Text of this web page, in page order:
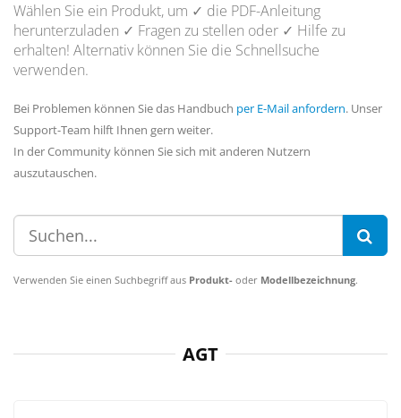
Wählen Sie ein Produkt, um ✓ die PDF-Anleitung
herunterzuladen ✓ Fragen zu stellen oder ✓ Hilfe zu
erhalten! Alternativ können Sie die Schnellsuche
verwenden.
Bei Problemen können Sie das Handbuch per E-Mail anfordern. Unser
Support-Team hilft Ihnen gern weiter.
In der Community können Sie sich mit anderen Nutzern
auszutauschen.
Verwenden Sie einen Suchbegriff aus Produkt- oder Modellbezeichnung.
AGT